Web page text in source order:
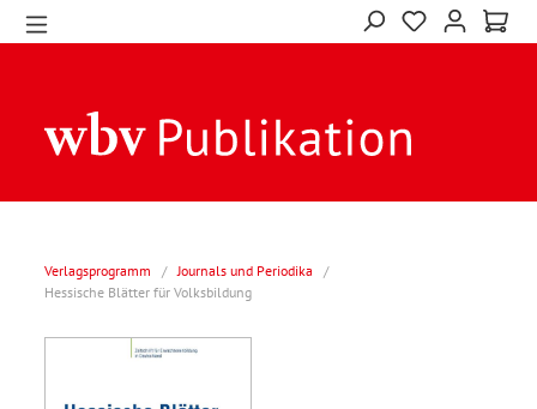
Verlagsprogramm / Journals und Periodika
/
Hessische Blätter für Volksbildung